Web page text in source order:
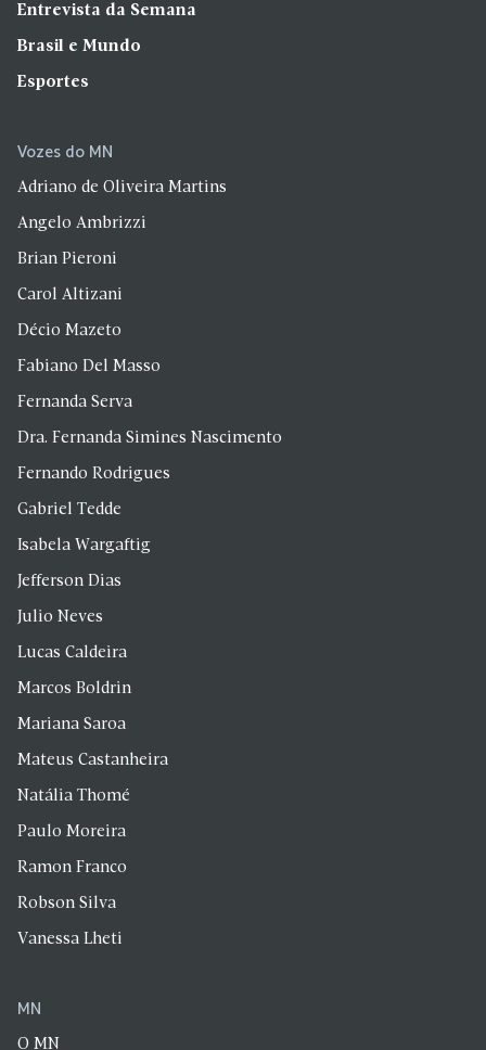
Entrevista da Semana
Brasil e Mundo
Esportes
Vozes do MN
Adriano de Oliveira Martins
Angelo Ambrizzi
Brian Pieroni
Carol Altizani
Décio Mazeto
Fabiano Del Masso
Fernanda Serva
Dra. Fernanda Simines Nascimento
Fernando Rodrigues
Gabriel Tedde
Isabela Wargaftig
Jefferson Dias
Julio Neves
Lucas Caldeira
Marcos Boldrin
Mariana Saroa
Mateus Castanheira
Natália Thomé
Paulo Moreira
Ramon Franco
Robson Silva
Vanessa Lheti
MN
O MN